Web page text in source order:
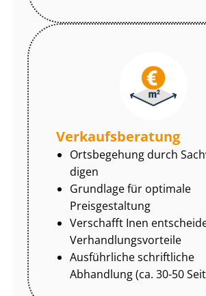
Ver­kaufs­be­ra­tung
Ortsbegehung durch
di­gen
Grundlage für optimale
Preisgestaltung
Verschafft Inen
Ver­hand­lungs­vor­tei­le
Ausführliche schriftliche
Abhandlung (ca. 30-50